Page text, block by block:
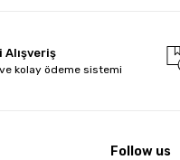
Alışveriş
kolay ödeme sistemi
Follow us